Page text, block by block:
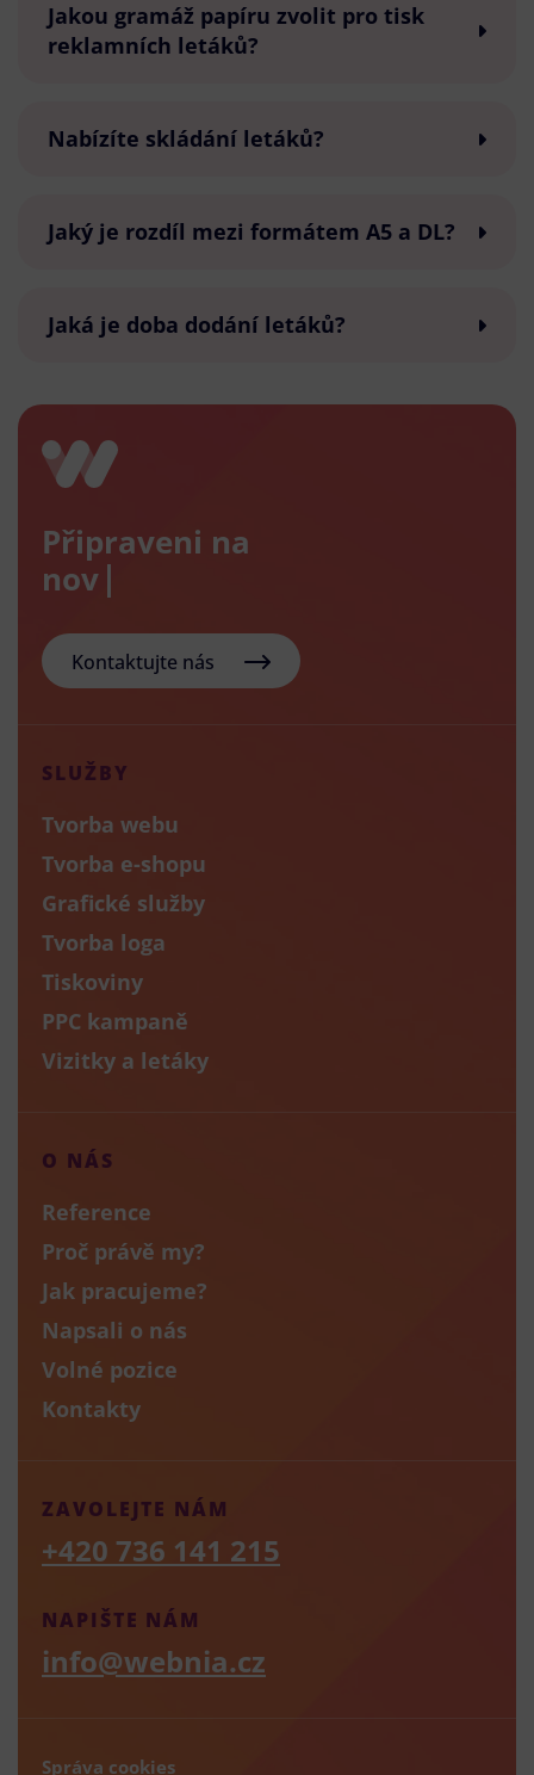
Jakou gramáž papíru zvolit pro tisk
reklamních letáků?
Nabízíte skládání letáků?
Jaký je rozdíl mezi formátem A5 a DL?
Jaká je doba dodání letáků?
Připraveni na
nový e-s
Kontaktujte nás
SLUŽBY
Tvorba webu
Tvorba e-shopu
Grafické služby
Tvorba loga
Tiskoviny
PPC kampaně
Vizitky a letáky
O NÁS
Reference
Proč právě my?
Jak pracujeme?
Napsali o nás
Volné pozice
Kontakty
NAPIŠTE NÁM
info@webnia.cz
ZAVOLEJTE NÁM
+420 736 141 215
Správa cookies